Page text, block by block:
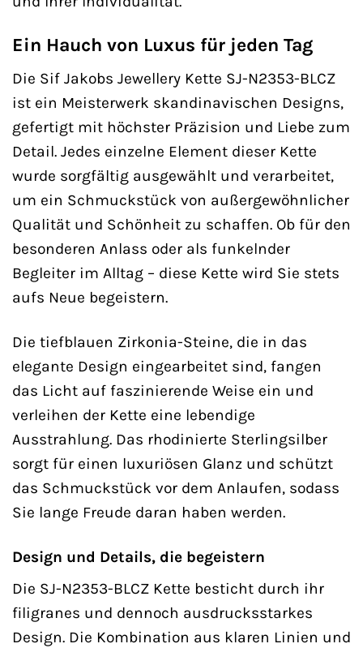
Ein Hauch von Luxus für jeden Tag
Die Sif Jakobs Jewellery Kette SJ-N2353-BLCZ
ist ein Meisterwerk skandinavischen Designs,
gefertigt mit höchster Präzision und Liebe zum
Detail. Jedes einzelne Element dieser Kette
wurde sorgfältig ausgewählt und verarbeitet,
um ein Schmuckstück von außergewöhnlicher
Qualität und Schönheit zu schaffen. Ob für den
besonderen Anlass oder als funkelnder
Begleiter im Alltag – diese Kette wird Sie stets
aufs Neue begeistern.
Die tiefblauen Zirkonia-Steine, die in das
elegante Design eingearbeitet sind, fangen
das Licht auf faszinierende Weise ein und
verleihen der Kette eine lebendige
Ausstrahlung. Das rhodinierte Sterlingsilber
sorgt für einen luxuriösen Glanz und schützt
das Schmuckstück vor dem Anlaufen, sodass
Sie lange Freude daran haben werden.
Design und Details, die begeistern
Die SJ-N2353-BLCZ Kette besticht durch ihr
filigranes und dennoch ausdrucksstarkes
Design. Die Kombination aus klaren Linien und